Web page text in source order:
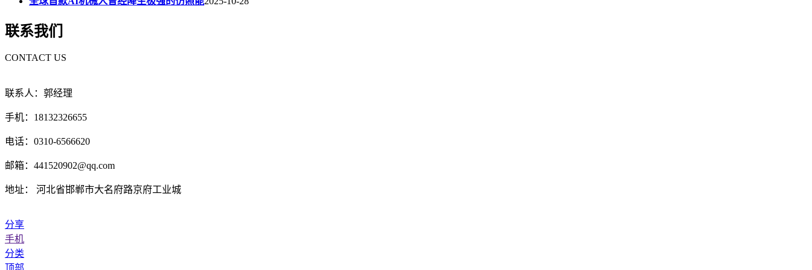
联系我们
CONTACT US
联系人：郭经理
手机：18132326655
电话：0310-6566620
邮箱：441520902@qq.com
地址： 河北省邯郸市大名府路京府工业城
分享
手机
分类